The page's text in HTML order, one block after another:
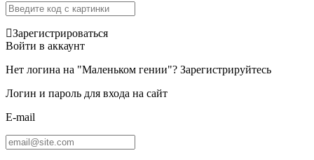
Зарегистрироваться
Войти в аккаунт
Нет логина на "Маленьком гении"? Зарегистрируйтесь
Логин и пароль для входа на сайт
E-mail